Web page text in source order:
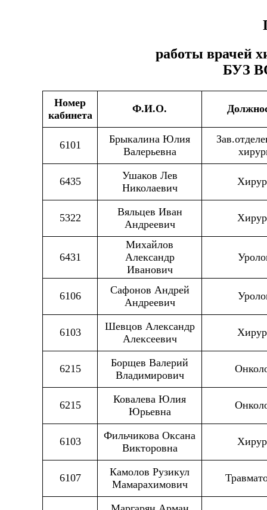
работы врачей
БУЗ
Номер
кабинета
Ф.И.О.
6101
Брыкалина Юлия
Валерьевна
6435
Ушаков Лев
Николаевич
5322
Вяльцев Иван
Андреевич
6431
Михайлов
Александр
Иванович
6106
Сафонов Андрей
Андреевич
6103
Шевцов Александр
Алексеевич
6215
Борщев Валерий
Владимирович
6215
Ковалева Юлия
Юрьевна
6103
Фильчикова Оксана
Викторовна
6107
Камолов Рузикул
Мамарахимович